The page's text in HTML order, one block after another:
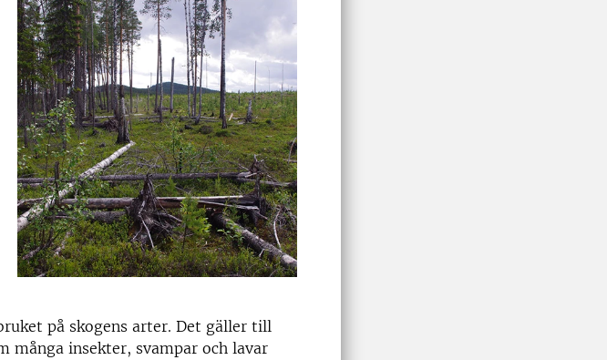
på skogens arter. Det gäller till
många insekter, svampar och lavar